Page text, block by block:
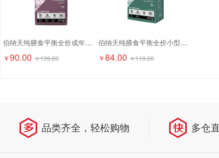
伯纳天纯膳食平衡全价成年期猫粮（含三文鱼配方）1.5kg
￥90.00 ￥139.00
伯纳天纯膳食平衡全价小型犬成犬粮（含三文鱼配方）1.5kg
￥84.00 ￥119.00
品类齐全，轻松购物 多仓